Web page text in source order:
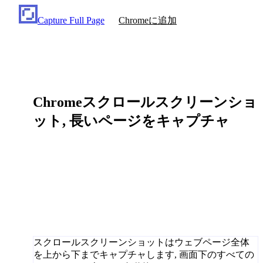
Capture Full Page Chromeに追加
Chromeスクロールスクリーンショ
ット, 長いページをキャプチャ
スクロールスクリーンショットはウェブページ全体
を上から下までキャプチャします, 画面下のすべての